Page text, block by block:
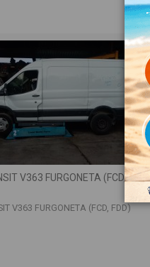
V363 FURGONETA (FCD, FDD)
V363 FURGONETA (FCD, FDD)